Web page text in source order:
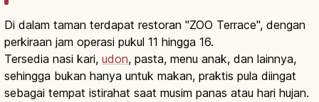
Di dalam taman terdapat restoran "ZOO Terrace", dengan
perkiraan jam operasi pukul 11 hingga 16.
Tersedia nasi kari, udon, pasta, menu anak, dan lainnya,
sehingga bukan hanya untuk makan, praktis pula diingat
sebagai tempat istirahat saat musim panas atau hari hujan.